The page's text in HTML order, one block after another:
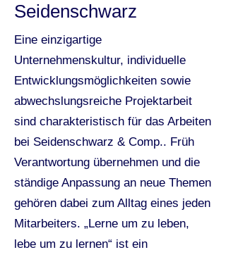
Seidenschwarz
Eine einzigartige
Unternehmenskultur, individuelle
Entwicklungsmöglichkeiten sowie
abwechslungsreiche Projektarbeit
sind charakteristisch für das Arbeiten
bei Seidenschwarz & Comp.. Früh
Verantwortung übernehmen und die
ständige Anpassung an neue Themen
gehören dabei zum Alltag eines jeden
Mitarbeiters. „Lerne um zu leben,
lebe um zu lernen“ ist ein